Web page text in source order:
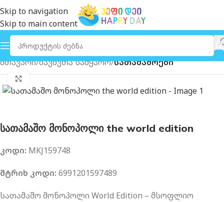
Skip to navigation
Skip to main content
მთავარი ბავშვთა სამყარო სათამაშოები
სათამაშო მონოპოლი the world edition
კოდი: MKJ159748
შტრიხ კოდი: 6991201597489
სათამაშო მონოპოლი World Edition – მსოფლიო